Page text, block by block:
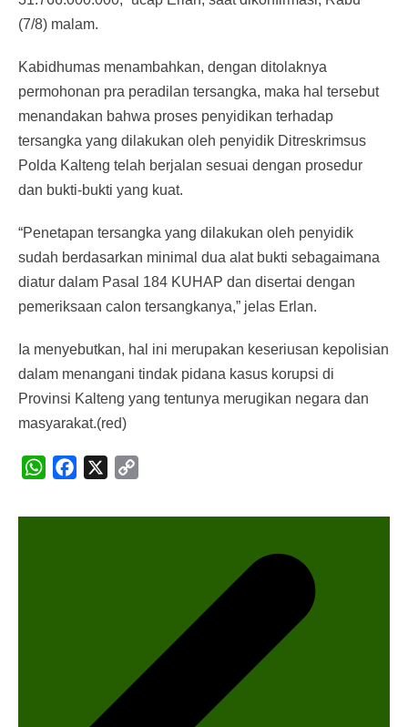
(7/8) malam.
Kabidhumas menambahkan, dengan ditolaknya
permohonan pra peradilan tersangka, maka hal tersebut
menandakan bahwa proses penyidikan terhadap
tersangka yang dilakukan oleh penyidik Ditreskrimsus
Polda Kalteng telah berjalan sesuai dengan prosedur
dan bukti-bukti yang kuat.
“Penetapan tersangka yang dilakukan oleh penyidik
sudah berdasarkan minimal dua alat bukti sebagaimana
diatur dalam Pasal 184 KUHAP dan disertai dengan
pemeriksaan calon tersangkanya,” jelas Erlan.
Ia menyebutkan, hal ini merupakan keseriusan kepolisian
dalam menangani tindak pidana kasus korupsi di
Provinsi Kalteng yang tentunya merugikan negara dan
masyarakat.(red)
Link
N